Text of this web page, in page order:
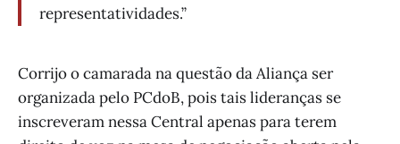
representatividades.”
Corrijo o camarada na questão da Aliança ser
organizada pelo PCdoB, pois tais lideranças se
inscreveram nessa Central apenas para terem